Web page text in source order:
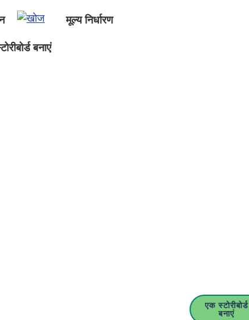
मूल्य निर्धारण
बनाएं
एक स्टोरीबोर्ड
बनाएं